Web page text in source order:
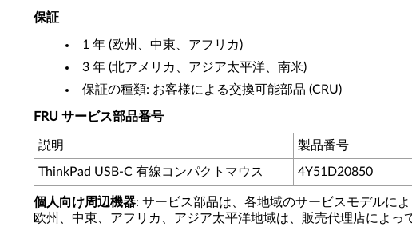
保証
1 年 (欧州、中東、アフリカ)
3 年 (北アメリカ、アジア太平洋、南米)
保証の種類: お客様による交換可能部品 (CRU)
FRU サービス部品番号
説明 製品番号
ThinkPad USB-C 有線コンパクトマウス 4Y51D20850
個人向け周辺機器: サービス部品は、各地域のサービスモデルによ
欧州、中東、アフリカ、アジア太平洋地域は、販売代理店によっ